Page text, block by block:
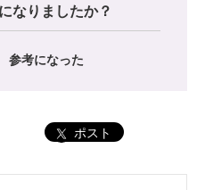
なりましたか？
参考になった
ポスト